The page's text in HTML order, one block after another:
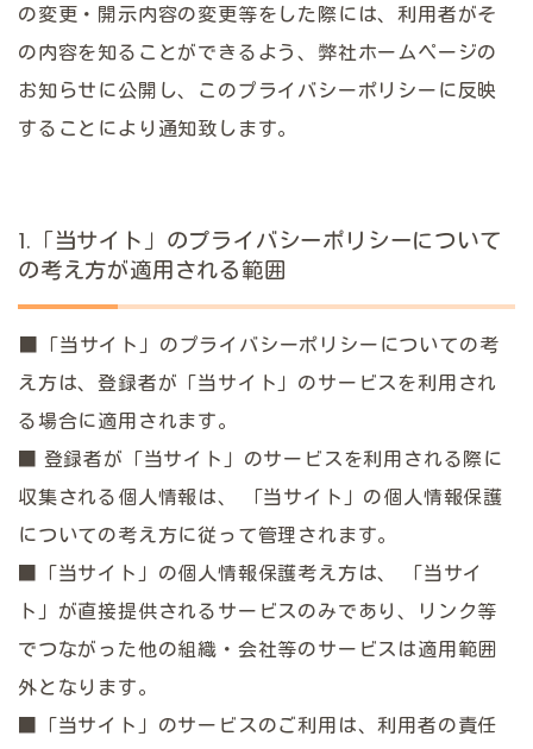
の変更・開示内容の変更等をした際には、利用者がそ
の内容を知ることができるよう、弊社ホームページの
お知らせに公開し、このプライバシーポリシーに反映
することにより通知致します。
1.「当サイト」のプライバシーポリシーについて
の考え方が適用される範囲
■「当サイト」のプライバシーポリシーについての考
え方は、登録者が「当サイト」のサービスを利用され
る場合に適用されます。
■ 登録者が「当サイト」のサービスを利用される際に
収集される個人情報は、 「当サイト」の個人情報保護
についての考え方に従って管理されます。
■「当サイト」の個人情報保護考え方は、 「当サイ
ト」が直接提供されるサービスのみであり、リンク等
でつながった他の組織・会社等のサービスは適用範囲
外となります。
■「当サイト」のサービスのご利用は、利用者の責任